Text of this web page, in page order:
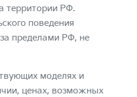
территории РФ.
поведения
пределами РФ, не
моделях и
ценах, возможных